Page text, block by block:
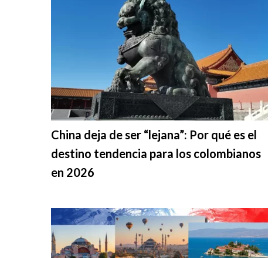
China deja de ser “lejana”: Por qué es el
destino tendencia para los colombianos
en 2026